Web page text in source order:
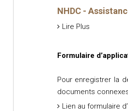
NHDC -
Lire Plus
Formulaire
Pour enregistrer la
documents
Lien au formulaire